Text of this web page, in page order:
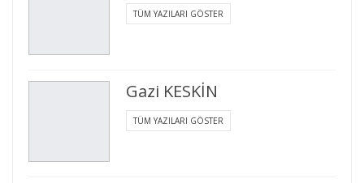
TÜM YAZILARI GÖSTER
Gazi KESKİN
TÜM YAZILARI GÖSTER